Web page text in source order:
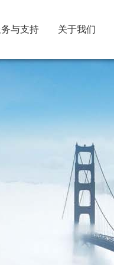
务与支持 关于我们